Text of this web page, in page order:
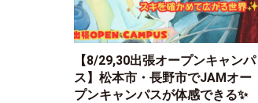
【8/29,30出張オープンキャンパ
ス】松本市・長野市でJAMオー
プンキャンパスが体感できる✨